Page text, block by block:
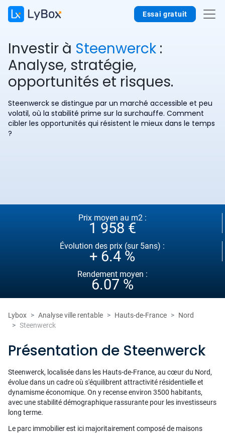
Essai gratuit
Investir à Steenwerck :
Analyse, stratégie,
opportunités et risques.
Steenwerck se distingue par un marché accessible et peu
volatil, où la stabilité prime sur la surchauffe. Comment
cibler les opportunités qui résistent le mieux dans le temps
?
Prix moyen au m2 :
1 958 €
Évolution des prix (sur 5ans) :
+ 6.4 %
Rendement moyen :
6.07 %
Lybox Analyse ville rentable Hauts-de-France
Nord
Steenwerck
Présentation de Steenwerck
Steenwerck, localisée dans les Hauts-de-France, au cœur du Nord,
évolue dans un cadre où s'équilibrent attractivité résidentielle et
dynamisme économique. On y recense environ 3500 habitants,
avec une stabilité démographique rassurante pour les investisseurs
long terme.
Le parc immobilier est ici majoritairement composé de maisons